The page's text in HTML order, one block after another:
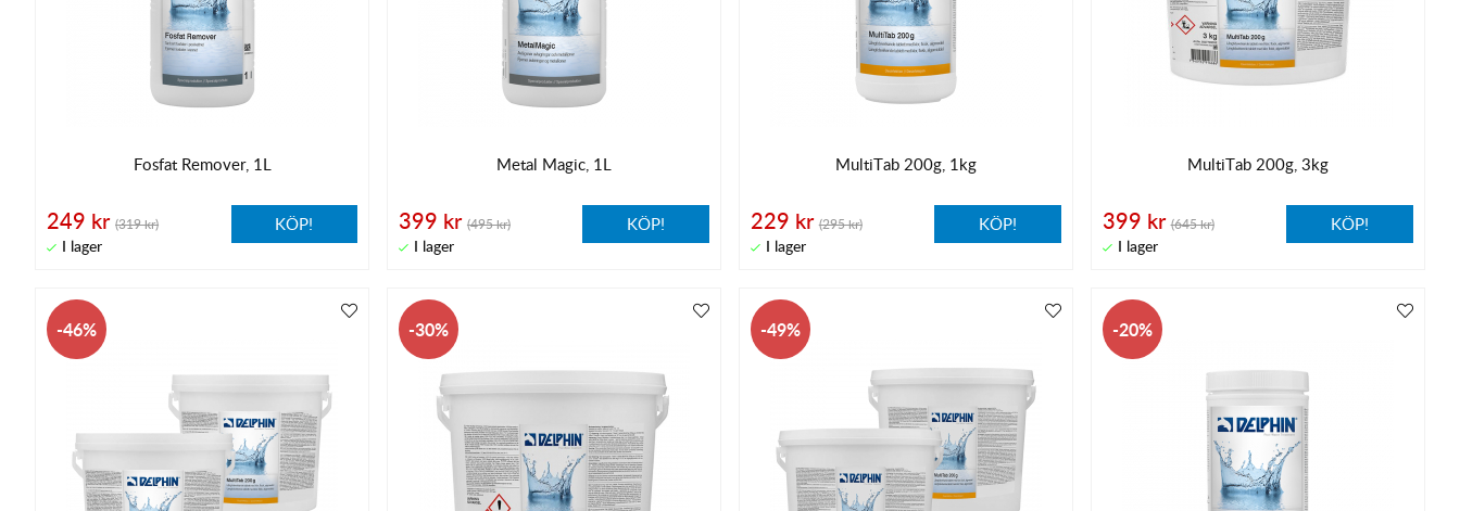
Fosfat Remover, 1L
249 kr (319 kr) KÖP!
Metal Magic, 1L
399 kr (495 kr) KÖP!
MultiTab 200g, 1kg
229 kr (295 kr) KÖP!
MultiTab 200g, 3kg
399 kr (645 kr) KÖP!
46 30 49 20